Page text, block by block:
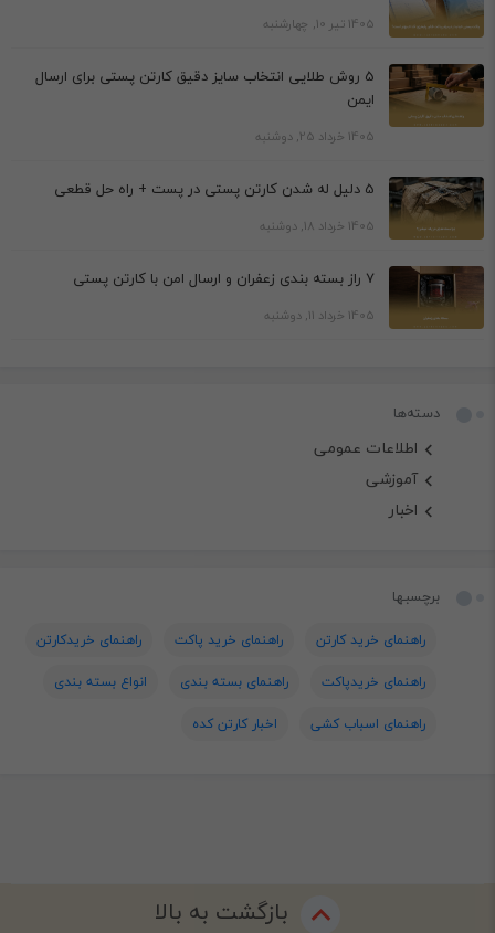
1405 تیر 10, چهارشنبه
5 روش طلایی انتخاب سایز دقیق کارتن پستی برای ارسال
ایمن
1405 خرداد 25, دوشنبه
5 دلیل له شدن کارتن پستی در پست + راه حل قطعی
1405 خرداد 18, دوشنبه
7 راز بسته بندی زعفران و ارسال امن با کارتن پستی
1405 خرداد 11, دوشنبه
دسته‌ها
اطلاعات عمومی
آموزشی
اخبار
برچسبها
راهنمای خرید کارتن راهنمای خرید پاکت
راهنمای خریدکارتن
راهنمای خریدپاکت
راهنمای بسته بندی
انواع بسته بندی
راهنمای اسباب کشی
اخبار کارتن کده
بازگشت به بالا